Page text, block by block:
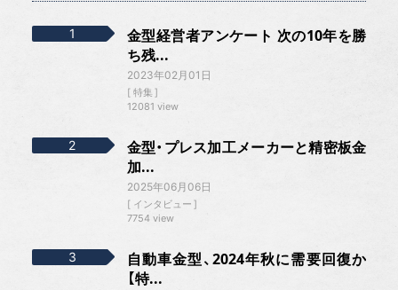
金型経営者アンケート 次の10年を勝
ち残...
2023年02月01日
特集
12081 view
金型・プレス加工メーカーと精密板金
加...
2025年06月06日
インタビュー
7754 view
自動車金型、2024年秋に需要回復か
【特...